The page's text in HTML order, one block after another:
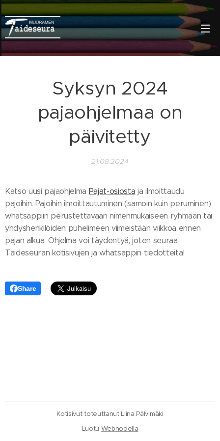
Syksyn 2024
pajaohjelmaa on
päivitetty
21.08.2024
Katso uusi pajaohjelma Pajat-osiosta ja ilmoittaudu
pajoihin. Pajoihin ilmoittautuminen (samoin kuin peruminen)
whatsappiin perustettavaan nimenmukaiseen ryhmään tai
yhdyshenkilöiden puhelimeen viimeistään viikkoa ennen
pajan alkua. Ohjelma voi täydentyä, joten seuraa
Taideseuran kotisivujen ja whatsappin tiedotteita!
Share
Kotisivut toteuttanut Liina Pälvimäki
Luotu Webnodella